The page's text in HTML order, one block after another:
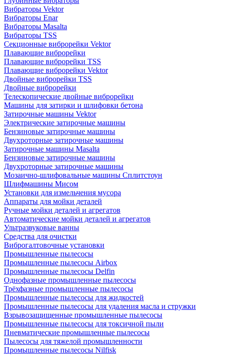
Вибраторы Vektor
Вибраторы Enar
Вибраторы Masalta
Вибраторы TSS
Секционные виброрейки Vektor
Плавающие виброрейки
Плавающие виброрейки TSS
Плавающие виброрейки Vektor
Двойные виброрейки TSS
Двойные виброрейки
Телескопические двойные виброрейки
Машины для затирки и шлифовки бетона
Затирочные машины Vektor
Электрические затирочные машины
Бензиновые затирочные машины
Двухроторные затирочные машины
Затирочные машины Masalta
Бензиновые затирочные машины
Двухроторные затирочные машины
Мозаично-шлифовальные машины Сплитстоун
Шлифмашины Мисом
Установки для измельчения мусора
Аппараты для мойки деталей
Ручные мойки деталей и агрегатов
Автоматические мойки деталей и агрегатов
Ультразвуковые ванны
Средства для очистки
Виброгалтовочные установки
Промышленные пылесосы
Промышленные пылесосы Airbox
Промышленные пылесосы Delfin
Однофазные промышленные пылесосы
Трёхфазные промышленные пылесосы
Промышленные пылесосы для жидкостей
Промышленные пылесосы для удаления масла и стружки
Взрывозащищенные промышленные пылесосы
Промышленные пылесосы для токсичной пыли
Пневматические промышленные пылесосы
Пылесосы для тяжелой промышленности
Промышленные пылесосы Nilfisk